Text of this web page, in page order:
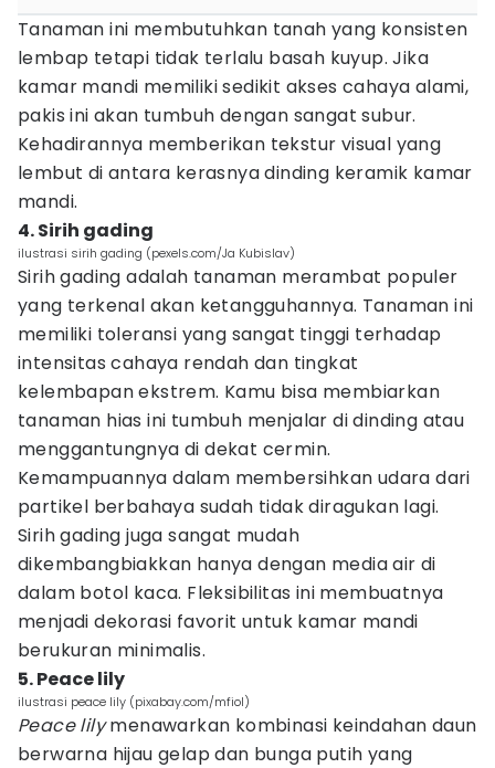
Tanaman ini membutuhkan tanah yang konsisten
lembap tetapi tidak terlalu basah kuyup. Jika
kamar mandi memiliki sedikit akses cahaya alami,
pakis ini akan tumbuh dengan sangat subur.
Kehadirannya memberikan tekstur visual yang
lembut di antara kerasnya dinding keramik kamar
mandi.
4. Sirih gading
ilustrasi sirih gading (pexels.com/Ja Kubislav)
Sirih gading adalah tanaman merambat populer
yang terkenal akan ketangguhannya. Tanaman ini
memiliki toleransi yang sangat tinggi terhadap
intensitas cahaya rendah dan tingkat
kelembapan ekstrem. Kamu bisa membiarkan
tanaman hias ini tumbuh menjalar di dinding atau
menggantungnya di dekat cermin.
Kemampuannya dalam membersihkan udara dari
partikel berbahaya sudah tidak diragukan lagi.
Sirih gading juga sangat mudah
dikembangbiakkan hanya dengan media air di
dalam botol kaca. Fleksibilitas ini membuatnya
menjadi dekorasi favorit untuk kamar mandi
berukuran minimalis.
5. Peace lily
ilustrasi peace lily (pixabay.com/mfiol)
Peace lilymenawarkan kombinasi keindahan daun
berwarna hijau gelap dan bunga putih yang